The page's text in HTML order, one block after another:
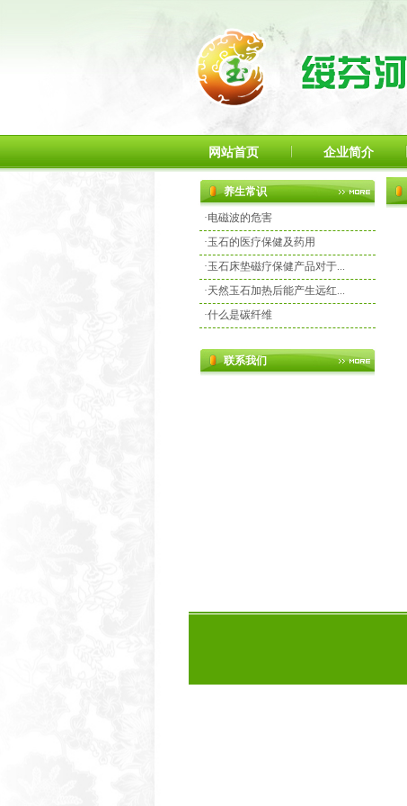
网站首页 企业简介
养生常识
·电磁波的危害
·玉石的医疗保健及药用
·玉石床垫磁疗保健产品对于...
·天然玉石加热后能产生远红...
·什么是碳纤维
联系我们